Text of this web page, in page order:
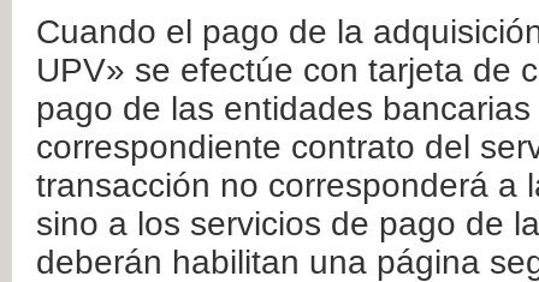
Cuando el pago de la
UPV» se efectúe con tarjeta de
pago de las entidades
correspondiente contrato del
transacción no corresponderá a
sino a los servicios de pago de
deberán habilitan una página